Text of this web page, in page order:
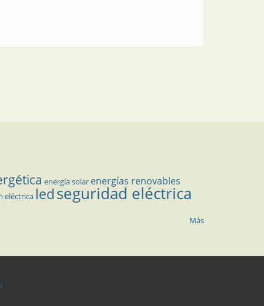
energía solar energías renovables
eléctrica ledseguridad eléctrica
Más